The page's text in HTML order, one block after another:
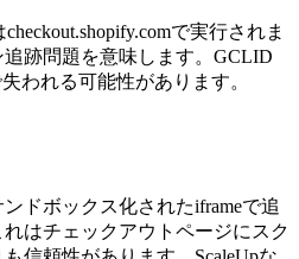
で実行されま
跡問題を意味します。GCLID
われる可能性があります。
ンドボックス化されたiframeで追
はチェックアウトページにスク